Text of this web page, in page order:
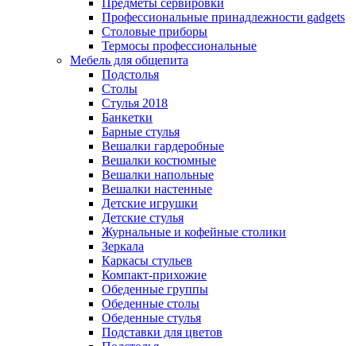
Предметы сервировки
Профессиональные принадлежности gadgets
Столовые приборы
Термосы профессиональные
Мебель для общепита
Подстолья
Столы
Стулья 2018
Банкетки
Барные стулья
Вешалки гардеробные
Вешалки костюмные
Вешалки напольные
Вешалки настенные
Детские игрушки
Детские стулья
Журнальные и кофейные столики
Зеркала
Каркасы стульев
Компакт-прихожие
Обеденные группы
Обеденные столы
Обеденные стулья
Подставки для цветов